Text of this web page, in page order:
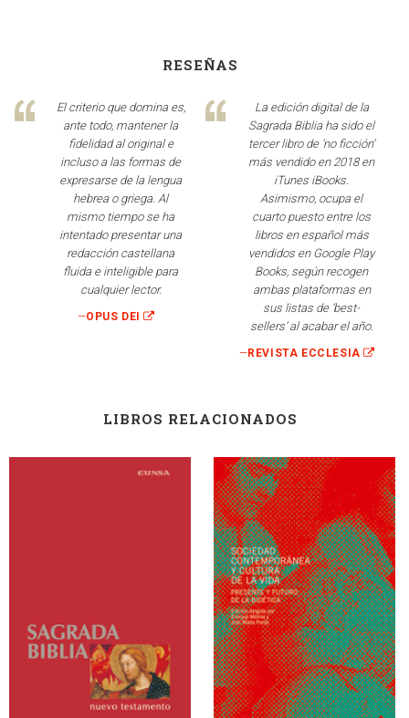
RESEÑAS
El criterio que domina es,
ante todo, mantener la
fidelidad al original e
incluso a las formas de
expresarse de la lengua
hebrea o griega. Al
mismo tiempo se ha
intentado presentar una
redacción castellana
fluida e inteligible para
cualquier lector.
—OPUS DEI
La edición digital de la
Sagrada Biblia ha sido el
tercer libro de ‘no ficción’
más vendido en 2018 en
iTunes iBooks.
Asimismo, ocupa el
cuarto puesto entre los
libros en español más
vendidos en Google Play
Books, según recogen
ambas plataformas en
sus listas de ‘best-
sellers’ al acabar el año.
—REVISTA ECCLESIA
LIBROS RELACIONADOS